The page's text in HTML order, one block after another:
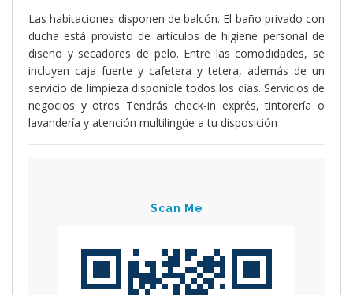
Las habitaciones disponen de balcón. El baño privado con
ducha está provisto de artículos de higiene personal de
diseño y secadores de pelo. Entre las comodidades, se
incluyen caja fuerte y cafetera y tetera, además de un
servicio de limpieza disponible todos los días. Servicios de
negocios y otros Tendrás check-in exprés, tintorería o
lavandería y atención multilingüe a tu disposición
Scan Me